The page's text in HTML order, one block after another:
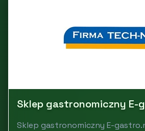
Sklep gastronomiczny E-
Sklep gastronomiczny E-